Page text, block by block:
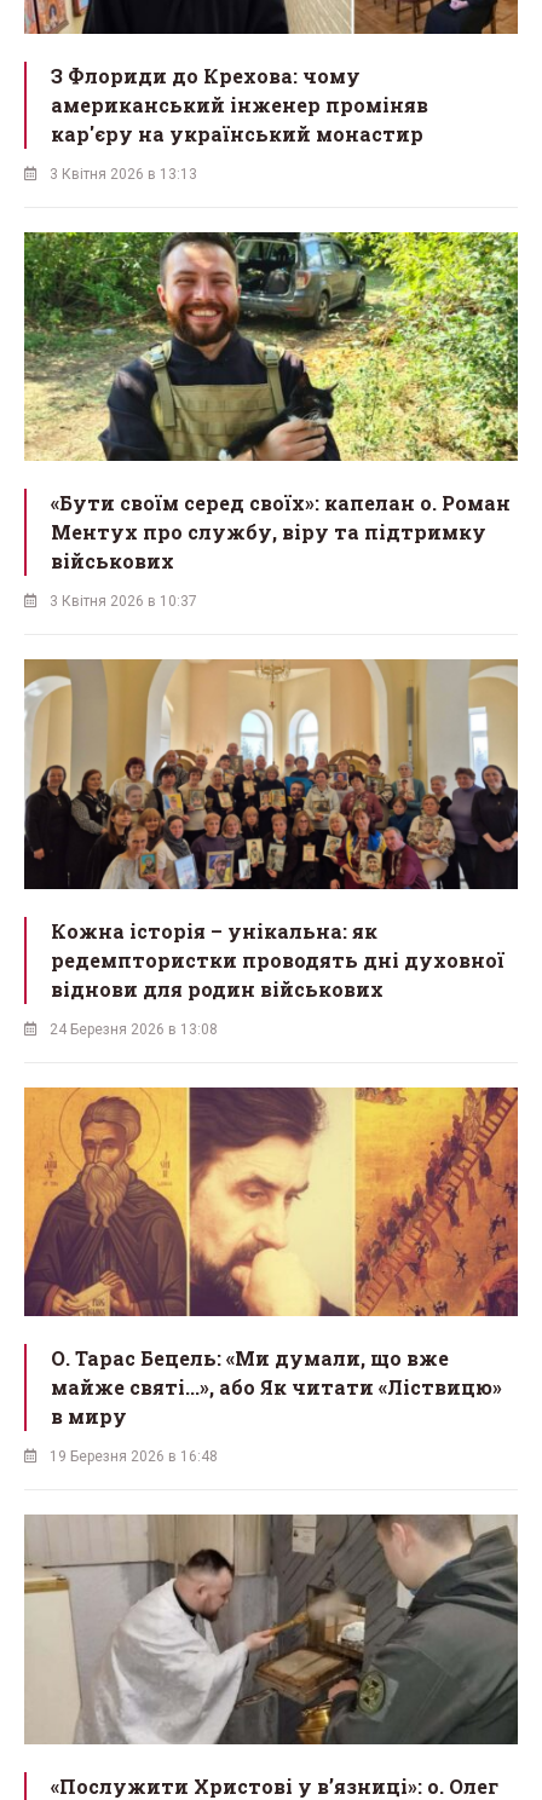
З Флориди до Крехова: чому
американський інженер проміняв
кар'єру на український монастир
3 Квітня 2026 в 13:13
«Бути своїм серед своїх»: капелан о. Роман
Ментух про службу, віру та підтримку
військових
3 Квітня 2026 в 10:37
Кожна історія – унікальна: як
редемптористки проводять дні духовної
віднови для родин військових
24 Березня 2026 в 13:08
О. Тарас Бецель: «Ми думали, що вже
майже святі...», або Як читати «Ліствицю»
в миру
19 Березня 2026 в 16:48
«Послужити Христові у вʼязниці»: о. Олег